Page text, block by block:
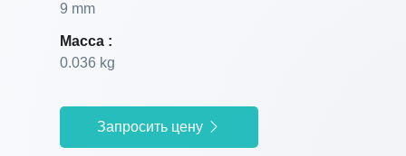
9 mm
Масса :
0.036 kg
Запросить цену